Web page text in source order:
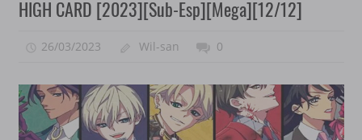
HIGH CARD [2023][Sub-Esp][Mega][12/12]
26/03/2023 Wil-san 0